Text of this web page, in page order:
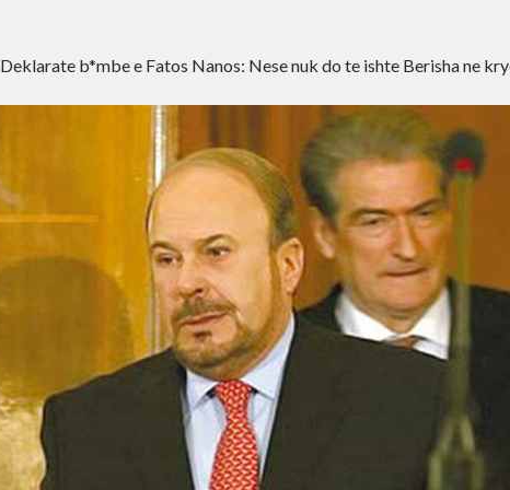
Deklarate b*mbe e Fatos Nanos: Nese nuk do te ishte Berisha ne